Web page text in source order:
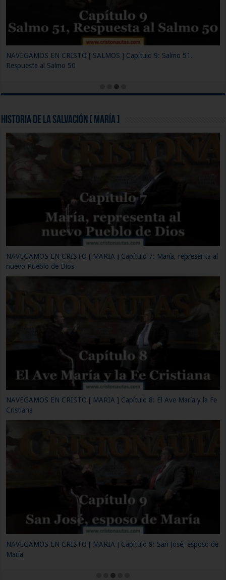
Historia de la Salvación [ María ]
NAVEGAMOS EN CRISTO [ MARIA ] Capítulo 10: María en el milagro
de Caná
NAVEGAMOS EN CRISTO [ MARIA ] Capítulo 11: María junto al
resucitado
NAVEGAMOS EN CRISTO [ MARIA ] Capítulo 12: María. La
Inmaculada Concepción